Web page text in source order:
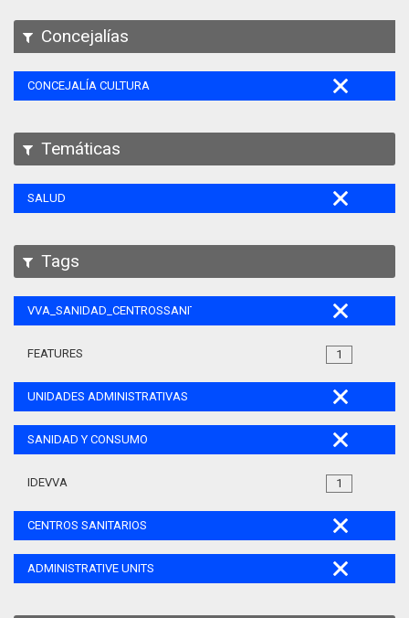
Concejalías
CONCEJALÍA CULTURA
Temáticas
SALUD
Tags
VVA_SANIDAD_CENTROSSANITARIOS_105
1
FEATURES
UNIDADES ADMINISTRATIVAS
SANIDAD Y CONSUMO
1
IDEVVA
CENTROS SANITARIOS
ADMINISTRATIVE UNITS